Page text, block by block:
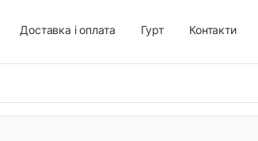
Доставка і оплата Гурт Контакти